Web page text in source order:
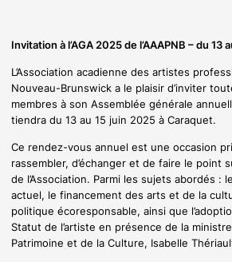
Invitation à l’AGA 2025 de l’AAAPNB – du 13
L’Association acadienne des artistes
Nouveau-Brunswick a le plaisir d’inviter
membres à son Assemblée générale
tiendra du 13 au 15 juin 2025 à Caraquet.
Ce rendez-vous annuel est une occasion
rassembler, d’échanger et de faire le point
de l’Association. Parmi les sujets abordés :
actuel, le financement des arts et de la
politique écoresponsable, ainsi que
Statut de l’artiste en présence de la
Patrimoine et de la Culture, Isabelle